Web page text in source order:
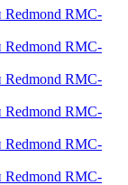
Redmond RMC-
Redmond RMC-
Redmond RMC-
Redmond RMC-
Redmond RMC-
Redmond RMC-